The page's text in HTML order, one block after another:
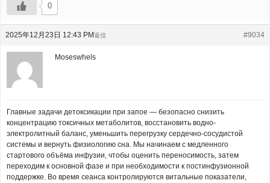
0
2025年12月23日 12:43 PM #9034
返信
Moseswhels
Главные задачи детоксикации при запое — безопасно снизить
концентрацию токсичных метаболитов, восстановить водно-
электролитный баланс, уменьшить перегрузку сердечно-сосудистой
системы и вернуть физиологию сна. Мы начинаем с медленного
стартового объёма инфузии, чтобы оценить переносимость, затем
переходим к основной фазе и при необходимости к постинфузионной
поддержке. Во время сеанса контролируются витальные показатели,